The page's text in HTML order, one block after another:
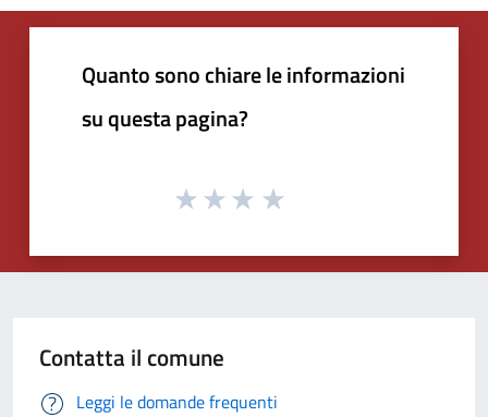
Quanto sono chiare le informazioni
su questa pagina?
Contatta il comune
Leggi le domande frequenti